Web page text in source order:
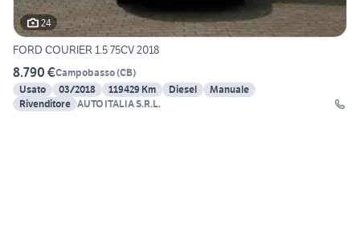
24
FORD COURIER 1.5 75CV 2018
8.790 €Campobasso(CB)
Usato
03/2018 119429 Km Diesel
Manuale
Rivenditore AUTO ITALIA S.R.L.